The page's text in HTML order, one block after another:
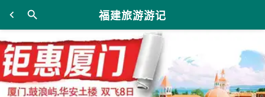
福建旅游游记